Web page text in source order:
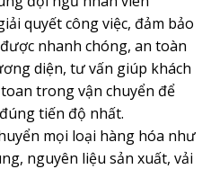
quyết công việc, đảm bảo
nhanh chóng, an toàn
diện, tư vấn giúp khách
trong vận chuyển để
tiến độ nhất.
mọi loại hàng hóa như
nguyên liệu sản xuất, vải